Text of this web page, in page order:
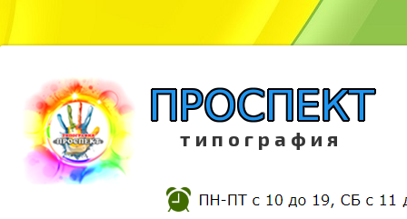
т и п о г р а ф и я